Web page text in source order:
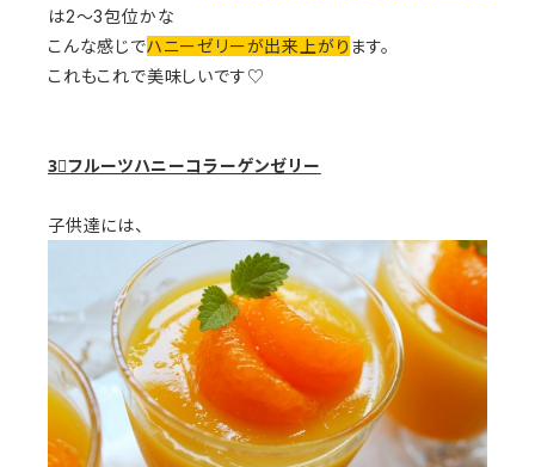
は2～3包位かな
こんな感じでハニーゼリーが出来上がり ます。
これもこれで美味しいです♡
3⃣フルーツハニーコラーゲンゼリー
子供達には、